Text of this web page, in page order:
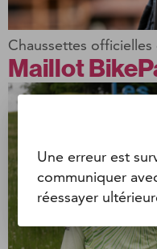
Chaussettes officielles
Maillot
Une erreur est
communiquer
réessayer